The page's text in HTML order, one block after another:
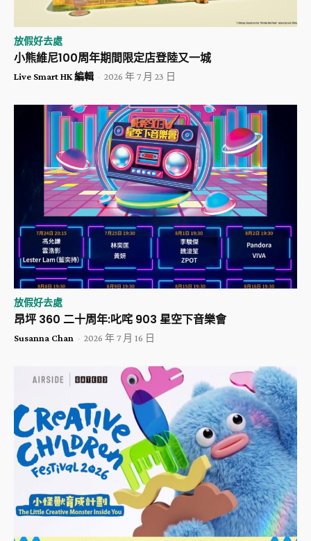
放假好去處
小熊維尼100周年期間限定店登陸又一城
Live Smart HK 編輯 - 2026 年 7 月 23 日
放假好去處
昂坪 360 二十周年:叱咤 903 星空下音樂會
Susanna Chan - 2026 年 7 月 16 日